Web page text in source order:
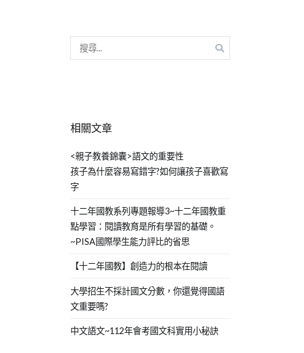
相關文章
<親子教養錦囊>語文的重要性
孩子為什麼容易寫錯字?如何讓孩子喜歡寫
字
十二年國教系列專題報導3~十二年國教重
點學習：閱讀教育是所有學習的基礎。
~PISA國際學生能力評比的省思
【十二年國教】創造力的根本在閱讀
大學招生不採計國文分數，你還覺得國語
文重要嗎?
中文語文~112年會考國文科實用小秘訣